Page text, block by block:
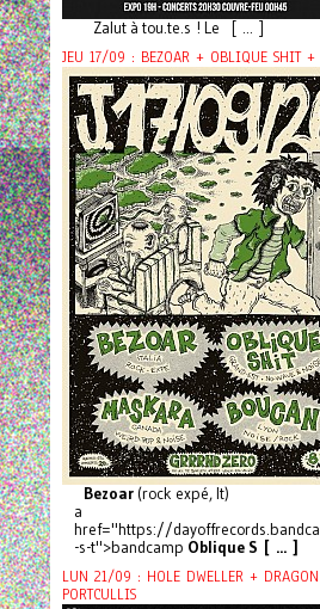
Zalut à tou.te.s ! Le [ ... ]
JEU 17/09 : BEZOAR + OBLIQUE SHIT +
Bezoar(rock expé, It)
a
href="https://
-s-t">bandcamp Oblique S [ ... ]
LUN 21/09 : HOLE DWELLER + DRAGON
PORTCULLIS